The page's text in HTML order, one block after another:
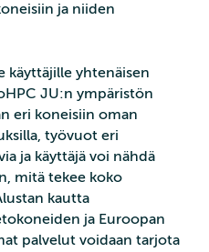
ja niiden
käyttäjille yhtenäisen
JU:n ympäristön
eri koneisiin oman
työvuot eri
ja käyttäjä voi nähdä
mitä tekee koko
kautta
ja Euroopan
palvelut voidaan tarjota